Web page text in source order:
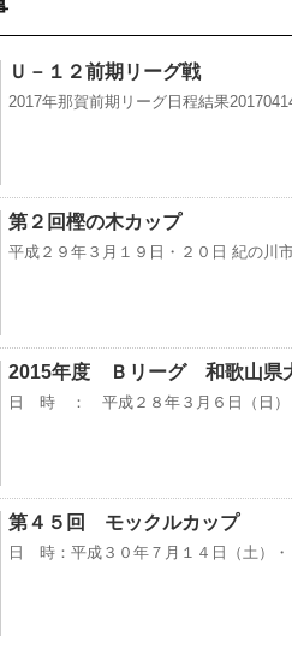
Ｕ－１２前期リーグ戦
2017年那賀前期リーグ日程結果
第２回樫の木カップ
平成２９年３月１９日・２０日 紀の川
2015年度 Ｂリーグ 和歌山県
日 時 ： 平成２８年３月６日（日
第４５回 モックルカップ
日 時：平成３０年７月１４日（土）